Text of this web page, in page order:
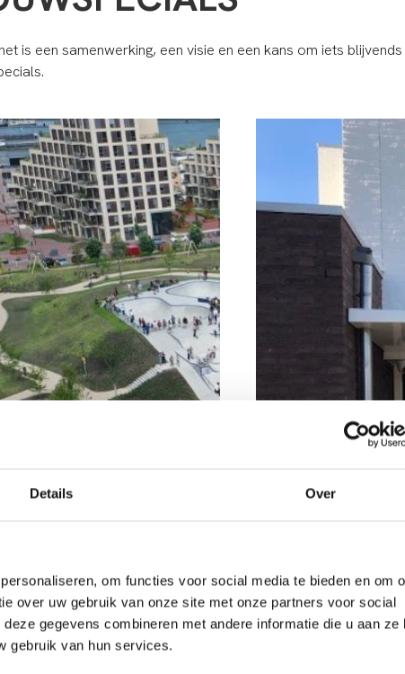
Details Over
om functies voor social media te bieden en om
over uw gebruik van onze site met onze partners voor social
gegevens combineren met andere informatie die u aan ze
gebruik van hun services.
is een samenwerking, een visie en een kans om iets